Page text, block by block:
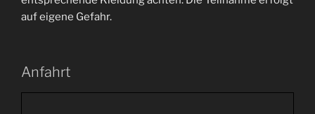
auf eigene Gefahr.
Anfahrt